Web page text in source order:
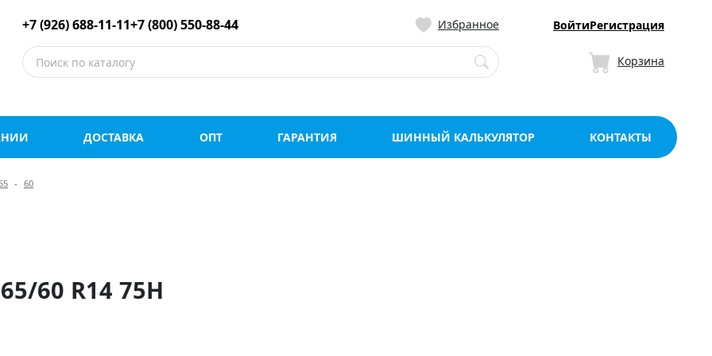
шины оптом и в розницу со склада в
+7 (926) 688-11-11+7 (800) 550-88-44 Избранное ВойтиРегистрация
Корзина
ДОСТАВКА ОПТ ГАРАНТИЯ ШИННЫЙ КАЛЬКУЛЯТОР КОНТАКТЫ
60
60 R14 75H